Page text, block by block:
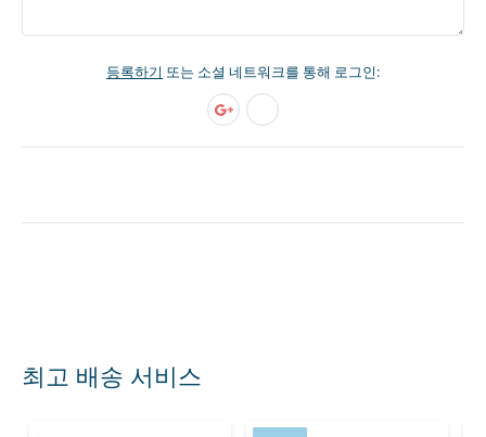
등록하기 또는 소셜 네트워크를 통해 로그인:
최고 배송 서비스